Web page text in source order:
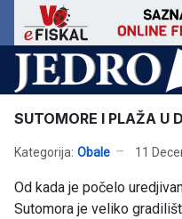
SUTOMORE I PLAŽA U
Kategorija: Obale 11
Od kada je počelo
Sutomora je veliko